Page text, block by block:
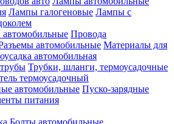
Лампы галогеновые Лампы с
автомобильные Провода
автомобильные Материалы для
автомобильная
Трубки, шланги, термоусадочные
термоусадочный
автомобильные Пуско-зарядные
питания
Болты автомобильные